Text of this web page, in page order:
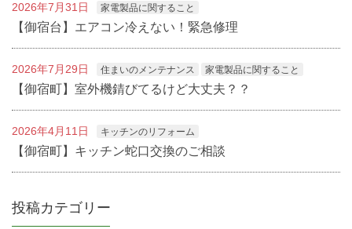
2026年7月31日 家電製品に関すること
【御宿台】エアコン冷えない！緊急修理
2026年7月29日 住まいのメンテナンス 家電製品に関すること
【御宿町】室外機錆びてるけど大丈夫？？
2026年4月11日 キッチンのリフォーム
【御宿町】キッチン蛇口交換のご相談
投稿カテゴリー